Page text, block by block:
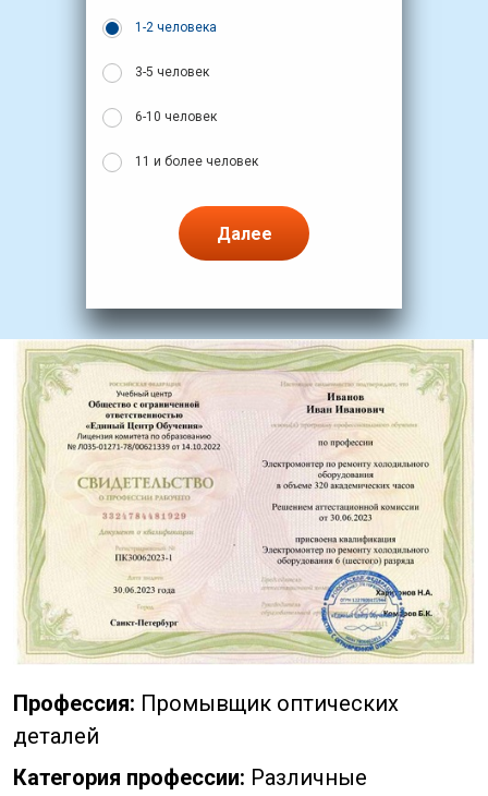
1-2 человека
3-5 человек
6-10 человек
11 и более человек
Далее
Профессия: Промывщик оптических
деталей
Категория профессии: Различные